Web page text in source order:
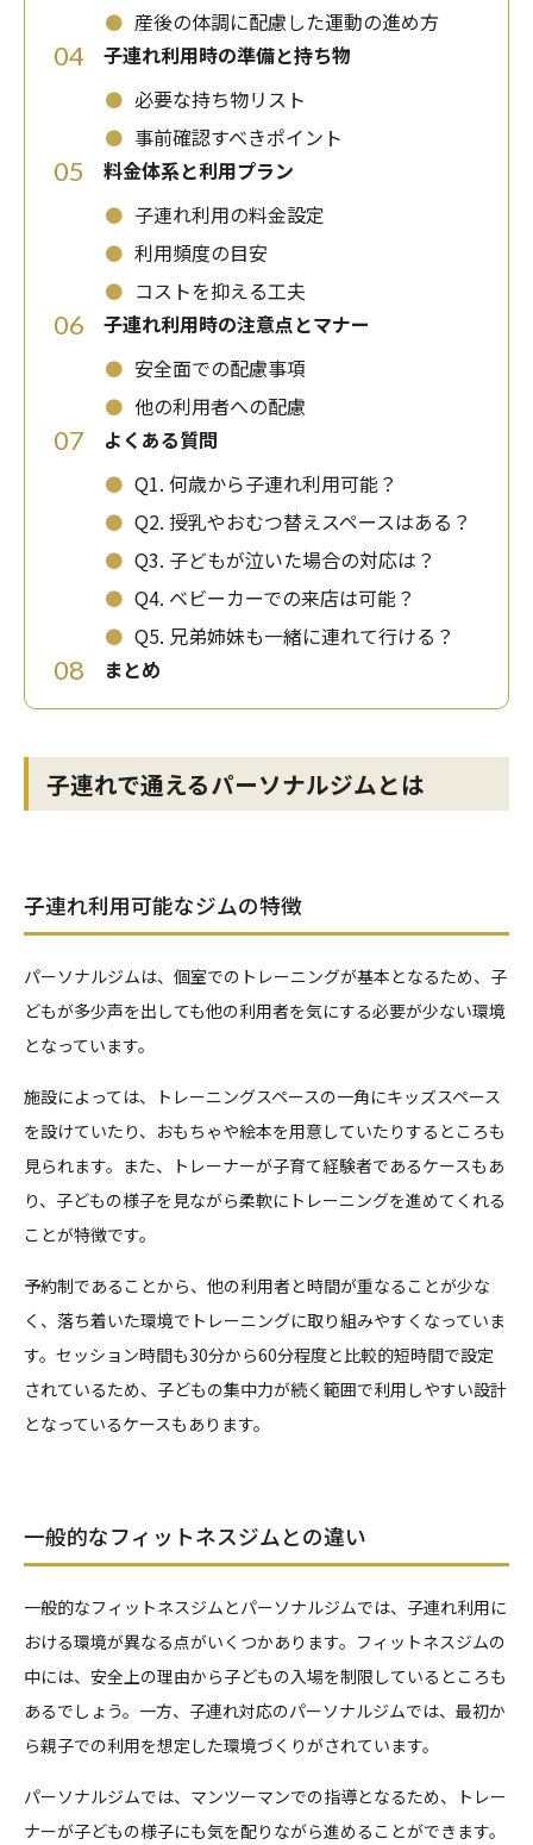
⚫ 産後の体調に配慮した運動の進め方
04
子連れ利用時の準備と持ち物
⚫ 必要な持ち物リスト
⚫ 事前確認すべきポイント
05
料金体系と利用プラン
⚫ 子連れ利用の料金設定
⚫ 利用頻度の目安
⚫ コストを抑える工夫
06
子連れ利用時の注意点とマナー
⚫ 安全面での配慮事項
⚫ 他の利用者への配慮
07
よくある質問
⚫ Q1. 何歳から子連れ利用可能？
⚫ Q2. 授乳やおむつ替えスペースはある？
⚫ Q3. 子どもが泣いた場合の対応は？
⚫ Q4. ベビーカーでの来店は可能？
⚫ Q5. 兄弟姉妹も一緒に連れて行ける？
08 まとめ
子連れで通えるパーソナルジムとは
子連れ利用可能なジムの特徴
パーソナルジムは、個室でのトレーニングが基本となるため、子
どもが多少声を出しても他の利用者を気にする必要が少ない環境
となっています。
施設によっては、トレーニングスペースの一角にキッズスペース
を設けていたり、おもちゃや絵本を用意していたりするところも
見られます。また、トレーナーが子育て経験者であるケースもあ
り、子どもの様子を見ながら柔軟にトレーニングを進めてくれる
ことが特徴です。
予約制であることから、他の利用者と時間が重なることが少な
く、落ち着いた環境でトレーニングに取り組みやすくなっていま
す。セッション時間も30分から60分程度と比較的短時間で設定
されているため、子どもの集中力が続く範囲で利用しやすい設計
となっているケースもあります。
一般的なフィットネスジムとの違い
一般的なフィットネスジムとパーソナルジムでは、子連れ利用に
おける環境が異なる点がいくつかあります。フィットネスジムの
中には、安全上の理由から子どもの入場を制限しているところも
あるでしょう。一方、子連れ対応のパーソナルジムでは、最初か
ら親子での利用を想定した環境づくりがされています。
パーソナルジムでは、マンツーマンでの指導となるため、トレー
ナーが子どもの様子にも気を配りながら進めることができます。